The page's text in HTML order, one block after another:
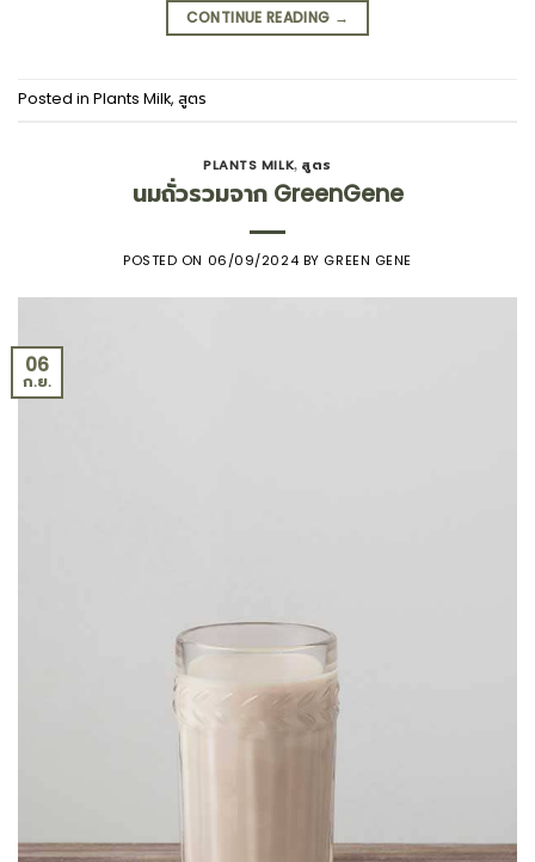
CONTINUE READING →
Posted in Plants Milk, สูตร
PLANTS MILK, สูตร
นมถั่วรวมจาก GreenGene
POSTED ON 06/09/2024 BY GREEN GENE
06
ก.ย.